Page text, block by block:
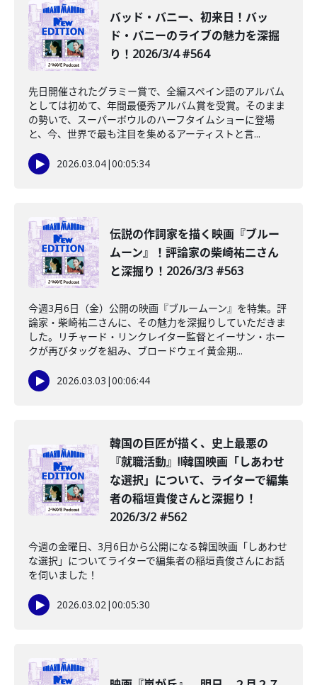
バッド・バニー、初来日！バッ
ド・バニーのライブの魅力を深掘
り！2026/3/4 #564
先日開催されたグラミー賞で、全編スペイン語のアルバム
としては初めて、年間最優秀アルバム賞を受賞。そのまま
の勢いで、スーパーボウルのハーフタイムショーに登場
と、今、世界で最も注目を集めるアーティストと言...
2026.03.04|00:05:34
️伝説の作詞家を描く映画『ブルー
ムーン』！評論家の柴崎祐二さん
と深掘り！2026/3/3 #563
今週3月6日（金）公開の映画『ブルームーン』を特集。評
論家・柴崎祐二さんに、その魅力を深掘りしていただきま
した。リチャード・リンクレイター監督とイーサン・ホー
クが再びタッグを組み、ブロードウェイ黄金期...
2026.03.03 |00:06:44
韓国の巨匠が描く、史上最悪の
『就職活動』‼韓国映画「しあわせ
な選択」について、ライターで編集
者の稲垣貴俊さんと深掘り！
2026/3/2 #562
今週の金曜日、3月6日から公開になる韓国映画「しあわせ
な選択」についてライターで編集者の稲垣貴俊さんにお話
を伺いました！
2026.03.02|00:05:30